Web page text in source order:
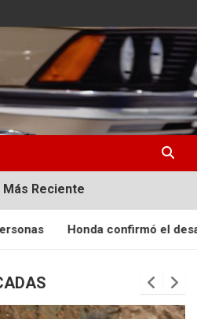
para el sector automotriz
Más Reciente
el desarrollo de la tercera